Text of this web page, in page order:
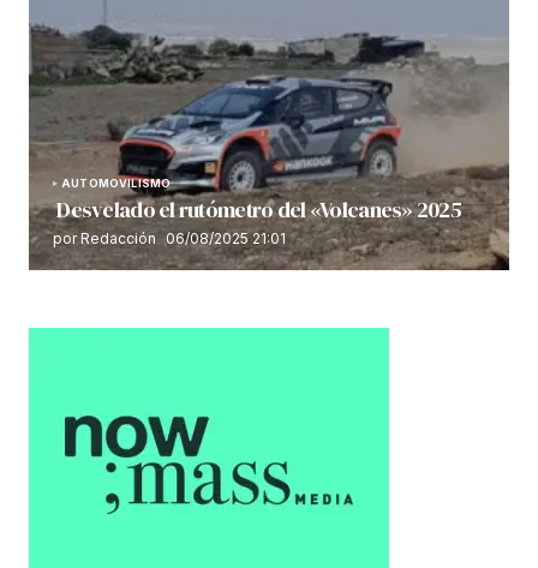
AUTOMOVILISMO
Desvelado el rutómetro del «Volcanes» 2025
por Redacción 06/08/2025 21:01